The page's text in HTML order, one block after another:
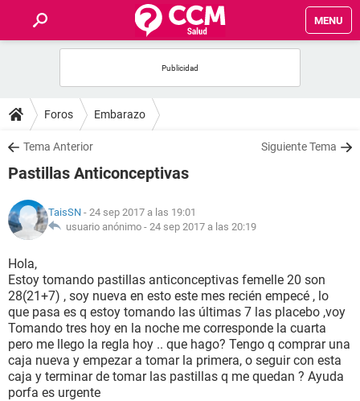
MENU
FOROS
SALUD
NUTRICIÓN
BIENESTAR
SEXUALIDAD
GLOSARIO
Foros Embarazo
Tema Anterior Siguiente Tema
Pastillas Anticonceptivas
TaisSN - 24 sep 2017 a las 19:01
usuario anónimo - 24 sep 2017 a las 20:19
Hola,
Estoy tomando pastillas anticonceptivas femelle 20 son
28(21+7) , soy nueva en esto este mes recién empecé , lo
que pasa es q estoy tomando las últimas 7 las placebo ,voy
Tomando tres hoy en la noche me corresponde la cuarta
pero me llego la regla hoy .. que hago? Tengo q comprar una
caja nueva y empezar a tomar la primera, o seguir con esta
caja y terminar de tomar las pastillas q me quedan ? Ayuda
porfa es urgente